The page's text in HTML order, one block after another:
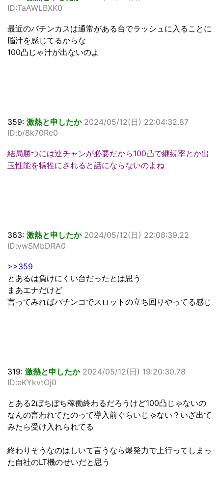
ID:TaAWLBXK0
最近のパチンカスは通常がある台でラッシュに入ることに
脳汁を感じてるからな
100凸じゃ汁が出ないのよ
359: 激熱と申したか 2024/05/12(日) 22:04:32.87
ID:b/8k70Rc0
結局勝つには連チャンが必要だから100凸で継続率とか出
玉性能を犠牲にされると話にならないのよね
363: 激熱と申したか 2024/05/12(日) 22:08:39.22
ID:vwSMbDRA0
>>359
とあるは負けにくい台だったとは思う
まあエナだけど
言ってみればパチンコでスロットの立ち回りやってる感じ
319: 激熱と申したか 2024/05/12(日) 19:20:30.78
ID:eKYkvtOj0
とある2ぼちぼち稼働終わるだろうけど100凸じゃないの
なんの言われてたのって導入前ぐらいじゃない？いざ出て
みたら受け入れられてる
終わりそうなのはしいて言うなら爆発力で上行ってしまっ
た自社のLT機のせいだと思う